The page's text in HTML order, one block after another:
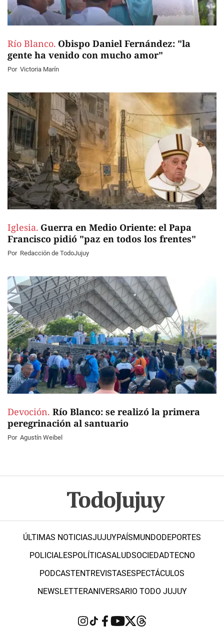
Río Blanco. Obispo Daniel Fernández: "la
gente ha venido con mucho amor"
Por Victoria Marín
Iglesia. Guerra en Medio Oriente: el Papa
Francisco pidió "paz en todos los frentes"
Por Redacción de TodoJujuy
Devoción. Río Blanco: se realizó la primera
peregrinación al santuario
Por Agustín Weibel
ÚLTIMAS NOTICIASJUJUYPAÍSMUNDODEPORTES
POLICIALESPOLÍTICASALUDSOCIEDADTECNO
PODCASTENTREVISTASESPECTÁCULOS
NEWSLETTERANIVERSARIO TODO JUJUY